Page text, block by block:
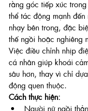
rằng góc tiếp xúc
thể tác động mạnh đến
nhạy bên trong, đặc
thế ngồi hoặc nghiêng
Việc điều chỉnh nhịp
cá nhân giúp khoái
sâu hơn, thay vì chỉ
động quen thuộc.
Cách thực hiện:
Người nữ ngồi